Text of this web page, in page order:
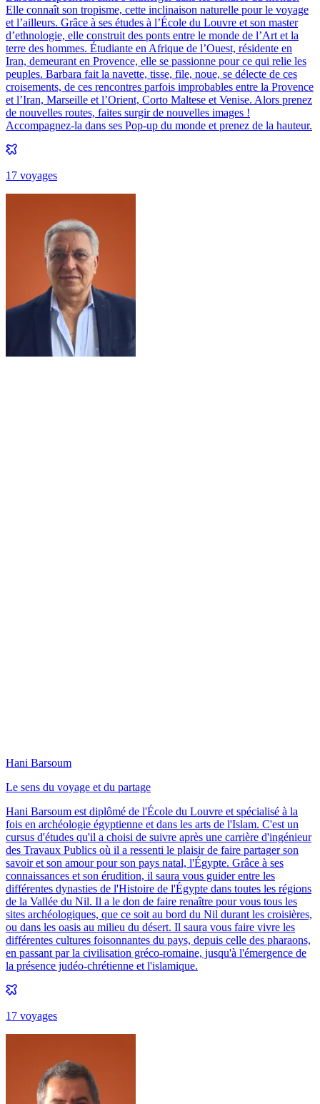
Elle connaît son tropisme, cette inclinaison naturelle pour le voyage
et l’ailleurs. Grâce à ses études à l’École du Louvre et son master
d’ethnologie, elle construit des ponts entre le monde de l’Art et la
terre des hommes. Étudiante en Afrique de l’Ouest, résidente en
Iran, demeurant en Provence, elle se passionne pour ce qui relie les
peuples. Barbara fait la navette, tisse, file, noue, se délecte de ces
croisements, de ces rencontres parfois improbables entre la Provence
et l’Iran, Marseille et l’Orient, Corto Maltese et Venise. Alors prenez
de nouvelles routes, faites surgir de nouvelles images !
Accompagnez-la dans ses Pop-up du monde et prenez de la hauteur.
17 voyages
Hani Barsoum
Le sens du voyage et du partage
Hani Barsoum est diplômé de l'École du Louvre et spécialisé à la
fois en archéologie égyptienne et dans les arts de l'Islam. C'est un
cursus d'études qu'il a choisi de suivre après une carrière d'ingénieur
des Travaux Publics où il a ressenti le plaisir de faire partager son
savoir et son amour pour son pays natal, l'Égypte. Grâce à ses
connaissances et son érudition, il saura vous guider entre les
différentes dynasties de l'Histoire de l'Égypte dans toutes les régions
de la Vallée du Nil. Il a le don de faire renaître pour vous tous les
sites archéologiques, que ce soit au bord du Nil durant les croisières,
ou dans les oasis au milieu du désert. Il saura vous faire vivre les
différentes cultures foisonnantes du pays, depuis celle des pharaons,
en passant par la civilisation gréco-romaine, jusqu'à l'émergence de
la présence judéo-chrétienne et l'islamique.
17 voyages